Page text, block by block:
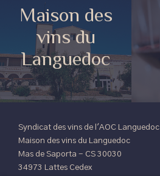
Maison des
vins du
Languedoc
Syndicat des vins de l'AOC Languedoc
Maison des vins du Languedoc
Mas de Saporta - CS 30030
34973 Lattes Cedex